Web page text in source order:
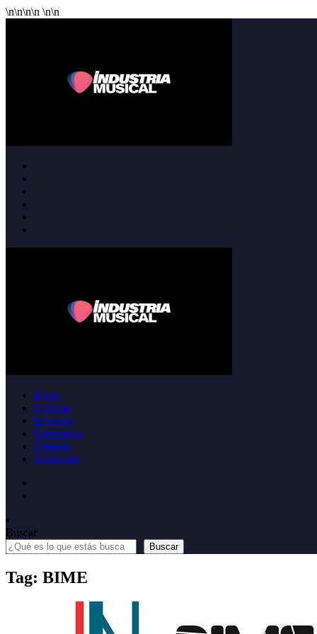
\n\n\n\n \n\n
Inicio
Noticias
Informes
Entrevistas
Opinión
Anúnciate
Buscar
Buscar
Tag: BIME